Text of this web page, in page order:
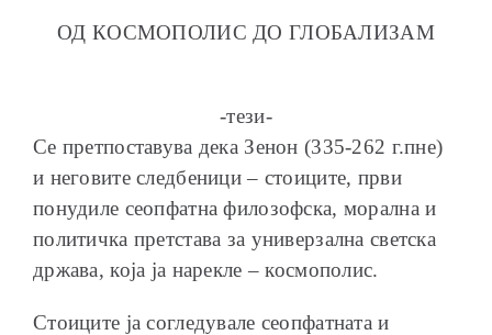
ШКОЛА ЗА МЛАДИ ЛИДЕРИ
ПРМ 2009-2019
ОД КОСМОПОЛИС ДО ГЛОБАЛИЗАМ
-тези-
Се претпоставува дека Зенон (335-262 г.пне)
и неговите следбеници – стоиците, први
понудиле сеопфатна филозофска, морална и
политичка претстава за универзална светска
држава, која ја нарекле – космополис.
Стоиците ја согледувале сеопфатната и